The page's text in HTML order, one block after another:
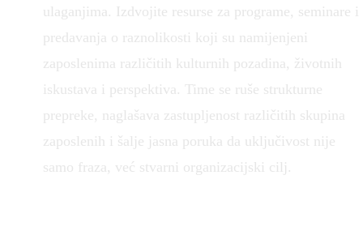
ulaganjima. Izdvojite resurse za programe, seminare i
predavanja o raznolikosti koji su namijenjeni
zaposlenima različitih kulturnih pozadina, životnih
iskustava i perspektiva. Time se ruše strukturne
prepreke, naglašava zastupljenost različitih skupina
zaposlenih i šalje jasna poruka da uključivost nije
samo fraza, već stvarni organizacijski cilj.